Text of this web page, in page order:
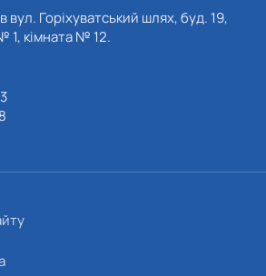
вул. Горіхуватський шлях, буд. 19,
1, кімната № 12.